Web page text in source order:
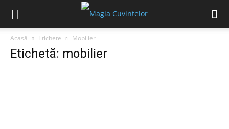
Acasă Etichete Mobilier
Etichetă: mobilier